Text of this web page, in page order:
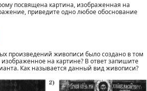
посвящена картина, изображенная на
приведите одно любое обоснование
произведений живописи было создано в том
на картине? В ответ запишите
Как называется данный вид живописи?